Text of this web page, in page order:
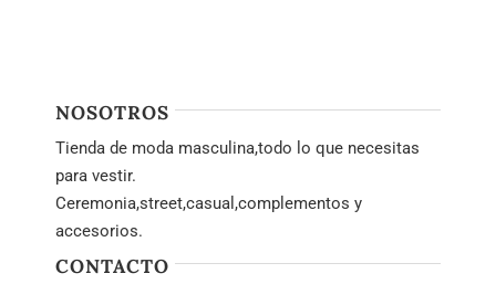
pueden
elegir
la
NOSOTROS
Tienda de moda masculina,todo lo que necesitas
para vestir.
Ceremonia,street,casual,complementos y
accesorios.
CONTACTO